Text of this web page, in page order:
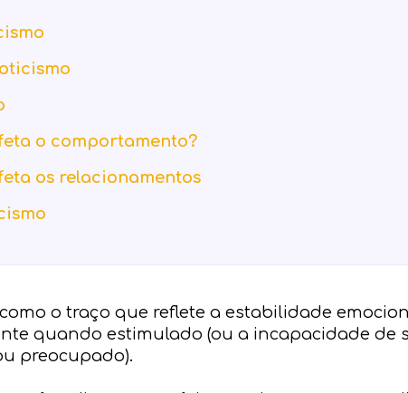
o comportamento?
os relacionamentos
o traço que reflete a estabilidade
quando estimulado (ou a incapacidade de
preocupado).